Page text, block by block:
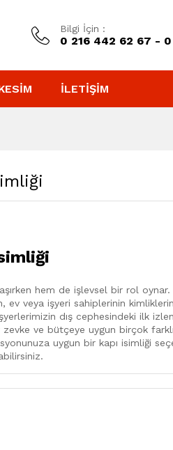
Bilgi İçin :
0 216 442 62 67 - 0
İLETIŞIM
hem de işlevsel bir rol oynar.
ev veya işyeri sahiplerinin
dış cephesindeki ilk
ve bütçeye uygun birçok
uygun bir kapı isimliği